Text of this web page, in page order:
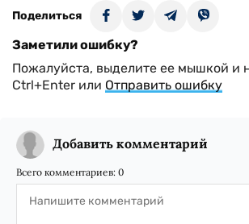
Поделиться
Заметили ошибку?
Пожалуйста, выделите ее мышкой и
Ctrl+Enter или Отправить ошибку
Добавить комментарий
Всего комментариев: 0